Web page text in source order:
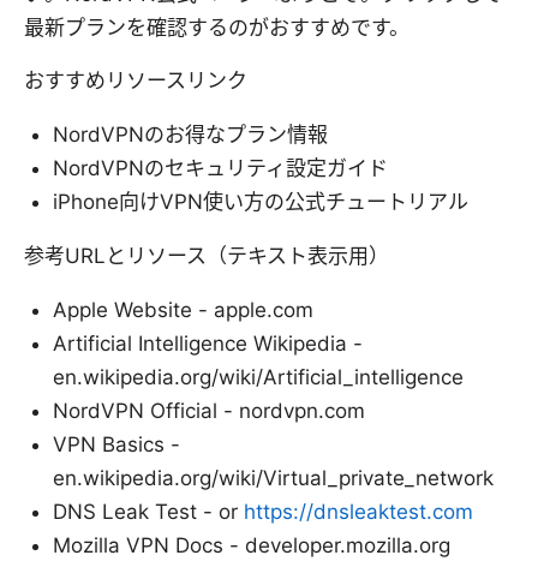
最新プランを確認するのがおすすめです。
おすすめリソースリンク
NordVPNのお得なプラン情報
NordVPNのセキュリティ設定ガイド
iPhone向けVPN使い方の公式チュートリアル
参考URLとリソース（テキスト表示用）
Apple Website - apple.com
Artificial Intelligence Wikipedia -
en.wikipedia.org/wiki/Artificial_intelligence
NordVPN Official - nordvpn.com
VPN Basics -
en.wikipedia.org/wiki/Virtual_private_network
DNS Leak Test - or https://dnsleaktest.com
Mozilla VPN Docs - developer.mozilla.org